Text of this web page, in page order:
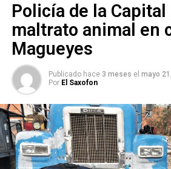
Policía de la
maltrato animal en
Magueyes
Publicado hace 3 meses el mayo
Por El Saxofon